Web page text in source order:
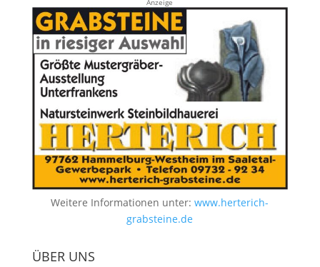
Weitere Informationen unter:www.herterich-
grabsteine.de
ÜBER UNS